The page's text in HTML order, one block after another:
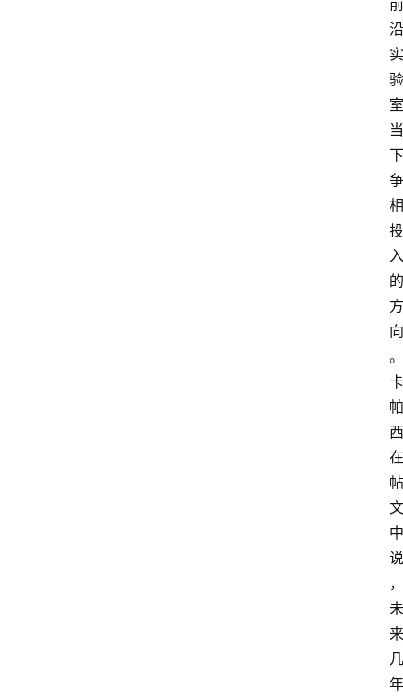
前
沿
实
验
室
当
下
争
相
投
入
的
方
向
。
卡
帕
西
在
帖
文
中
说
，
未
来
几
年